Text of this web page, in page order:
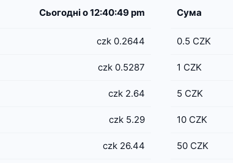
Сьогодні о 12:40:49 pm
czk 0.2644
czk 0.5287
czk 2.64
czk 5.29
czk 26.44
Сума
0.5 CZK
1 CZK
5 CZK
10 CZK
50 CZK